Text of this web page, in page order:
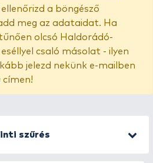
a böngésző
meg az adataidat. Ha
olcsó Haldorádó-
csaló másolat - ilyen
jelezd nekünk e-mailben
címen!
szűrés